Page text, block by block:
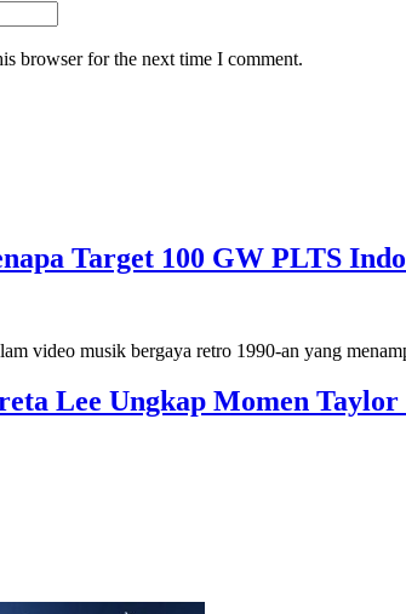
browser for the next time I comment.
Target 100 GW PLTS
Lee Ungkap Momen